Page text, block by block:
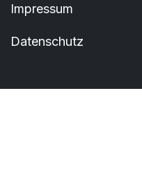
Impressum
Datenschutz